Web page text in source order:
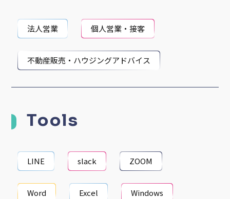
法人営業 個人営業・接客
不動産販売・ハウジングアドバイス
Tools
LINE slack ZOOM
Word Excel Windows